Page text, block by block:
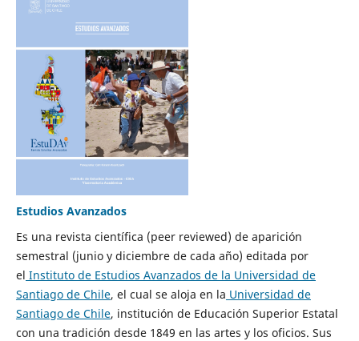
Estudios Avanzados
Es una revista científica (peer reviewed) de aparición
semestral (junio y diciembre de cada año) editada por
el Instituto de Estudios Avanzados de la Universidad de
Santiago de Chile, el cual se aloja en la Universidad de
Santiago de Chile, institución de Educación Superior Estatal
con una tradición desde 1849 en las artes y los oficios. Sus